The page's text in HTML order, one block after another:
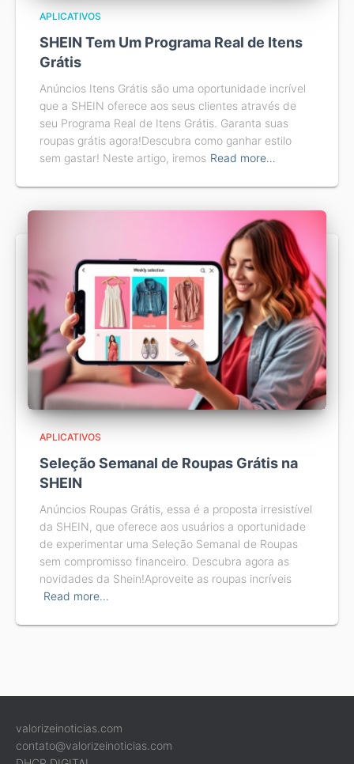
APLICATIVOS
SHEIN Tem Um Programa Real de Itens
Grátis
Anúncios Itens Grátis são uma oportunidade incrível
que a SHEIN oferece aos seus clientes através de
seu Programa Real de Itens Grátis. Garanta suas
roupas grátis agora!Descubra como ganhar estilo
sem gastar! Neste artigo, iremos Read more…
APLICATIVOS
Seleção Semanal de Roupas Grátis na
SHEIN
Anúncios Roupas Grátis, essa é a proposta irresistível
da SHEIN, que oferece aos usuários a oportunidade
de experimentar uma Seleção Semanal de Roupas
sem compromisso financeiro. Descubra agora as
novidades da Shein!Aproveite as roupas incríveis
Read more…
valorizeinoticias.com
contato@valorizeinoticias.com